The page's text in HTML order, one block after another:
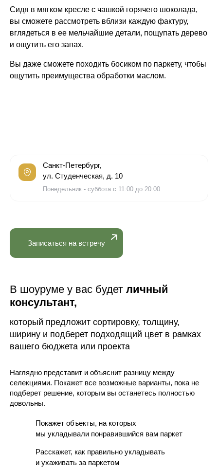
Сидя в мягком кресле с чашкой горячего шоколада,
вы сможете рассмотреть вблизи каждую фактуру,
вглядеться в ее мельчайшие детали, пощупать дерево
и ощутить его запах.
Вы даже сможете походить босиком по паркету, чтобы
ощутить преимущества обработки маслом.
Санкт-Петербург,
ул. Студенческая, д. 10
Понедельник - суббота с 11:00 до 20:00
Записаться на встречу
В шоуруме у вас будет личный
консультант,
который предложит сортировку, толщину,
ширину и подберет подходящий цвет в рамках
вашего бюджета или проекта
Наглядно представит и объяснит разницу между
селекциями. Покажет все возможные варианты, пока не
подберет решение, которым вы останетесь полностью
довольны.
Покажет объекты, на которых
мы укладывали понравившийся вам паркет
Расскажет, как правильно укладывать
и ухаживать за паркетом